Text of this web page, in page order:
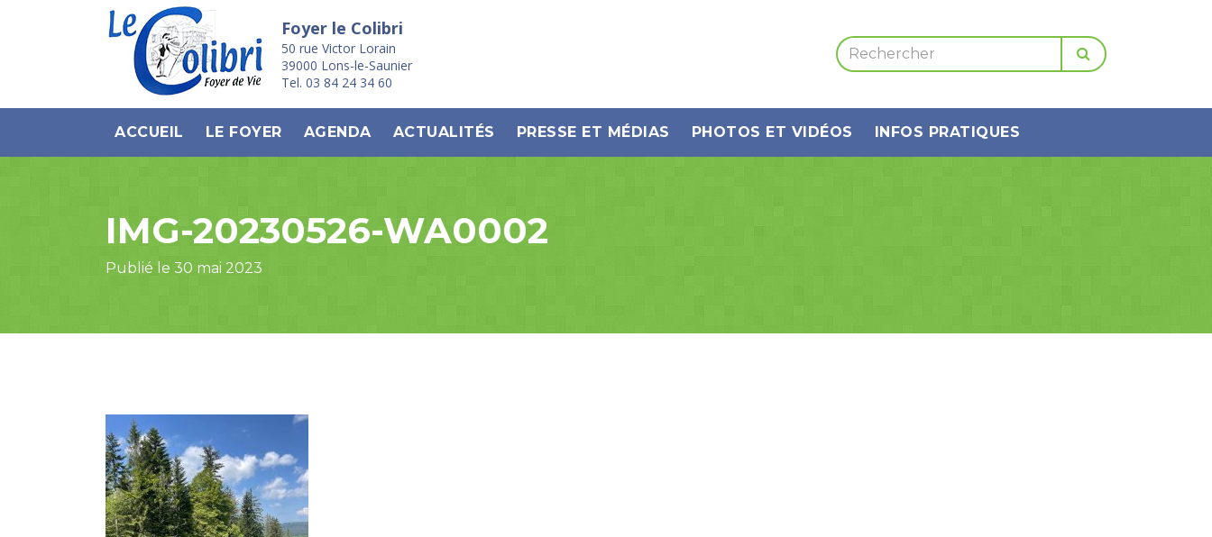
Foyer le Colibri
50 rue Victor Lorain
39000 Lons-le-Saunier
Tel. 03 84 24 34 60
ACCUEIL LE FOYER AGENDA ACTUALITÉS PRESSE ET MÉDIAS PHOTOS ET VIDÉOS INFOS PRATIQUES
IMG-20230526-WA0002
Publié le 30 mai 2023